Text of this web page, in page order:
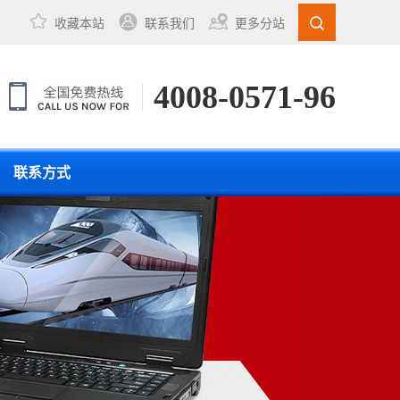
收藏本站 联系我们 更多分站
4008-0571-96
联系方式